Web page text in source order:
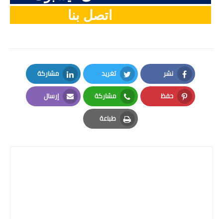
اتصل بنا
نشر
Facebook
تغريد
Twitter
مشاركة
LinkedIn
حفظ
Pinterest
مشاركة
Whatsapp
إرسال
Email
طباعة
Print